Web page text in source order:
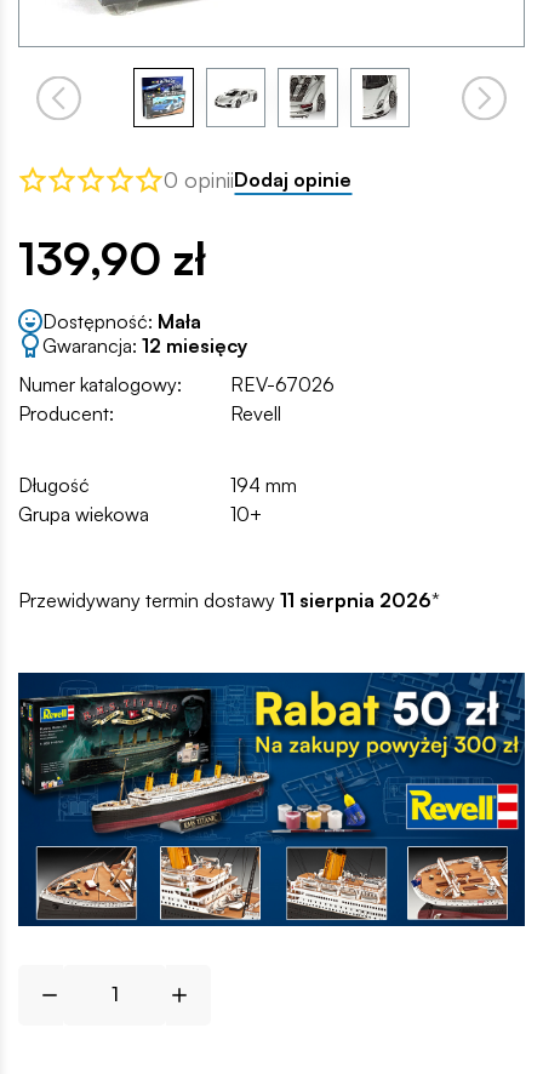
0 opiniiDodaj opinie
139,90 zł
Dostępność: Mała
Gwarancja: 12 miesięcy
Numer katalogowy:
REV-67026
Producent:
Revell
Długość
194 mm
Grupa wiekowa
10+
Przewidywany termin dostawy 11 sierpnia 2026*